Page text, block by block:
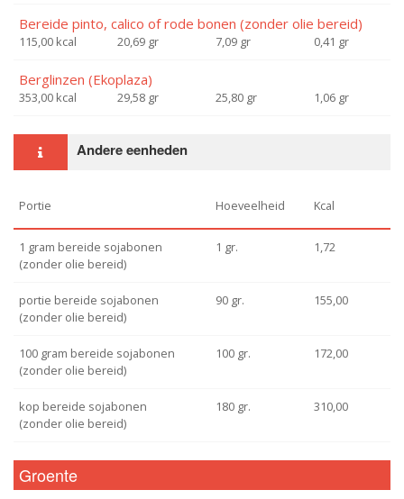
Bereide pinto, calico of rode bonen (zonder olie bereid)
115,00 kcal 20,69 gr 7,09 gr 0,41 gr
Berglinzen (Ekoplaza)
353,00 kcal 29,58 gr 25,80 gr 1,06 gr
Andere eenheden
Portie Hoeveelheid Kcal
1 gram bereide sojabonen
(zonder olie bereid)
1 gr. 1,72
portie bereide sojabonen
(zonder olie bereid)
90 gr. 155,00
100 gram bereide sojabonen
(zonder olie bereid)
100 gr. 172,00
kop bereide sojabonen
(zonder olie bereid)
180 gr. 310,00
Groente